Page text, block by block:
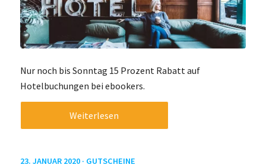
Nur noch bis Sonntag 15 Prozent Rabatt auf
Hotelbuchungen bei ebookers.
Weiterlesen
23. JANUAR 2020 · GUTSCHEINE